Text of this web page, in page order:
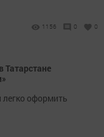
1156 0 0
Татарстане
оформить